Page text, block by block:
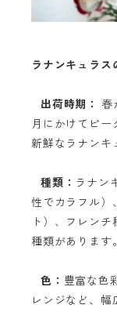
ラナンキュラス
出荷時期： 春
月にかけてピー
新鮮なラナンキ
種類： ラナン
性でカラフル）
ト）、フレン
種類があります。
色： 豊富な色
レンジなど、幅